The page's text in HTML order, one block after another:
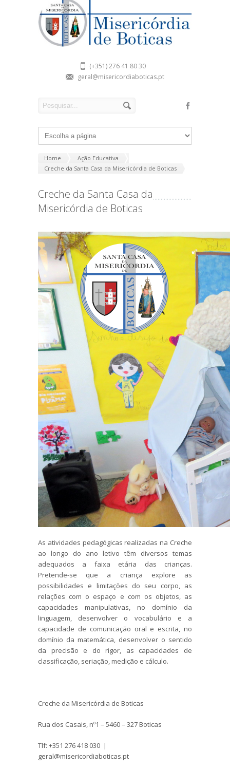
(+351) 276 41 80 30
geral@misericordiaboticas.pt
Home
Ação Educativa
Creche da Santa Casa da Misericórdia de Boticas
Creche da Santa Casa da
Misericórdia de Boticas
As atividades pedagógicas realizadas na Creche
ao longo do ano letivo têm diversos temas
adequados a faixa etária das crianças.
Pretende-se que a criança explore as
possibilidades e limitações do seu corpo, as
relações com o espaço e com os objetos, as
capacidades manipulativas, no domínio da
linguagem, desenvolver o vocabulário e a
capacidade de comunicação oral e escrita, no
domínio da matemática, desenvolver o sentido
da precisão e do rigor, as capacidades de
classificação, seriação, medição e cálculo.
Creche da Misericórdia de Boticas
Rua dos Casais, nº1 – 5460 – 327 Boticas
Tlf: +351 276 418 030 |
geral@misericordiaboticas.pt